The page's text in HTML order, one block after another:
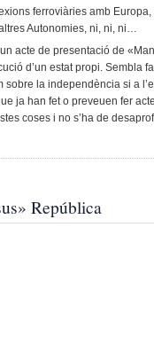
ferroviàries amb
Autonomies, ni, ni, ni…
acte de presentació de
d’un estat propi. Sembla
la independència si a
ja han fet o preveuen fer
coses i no s’ha de
República